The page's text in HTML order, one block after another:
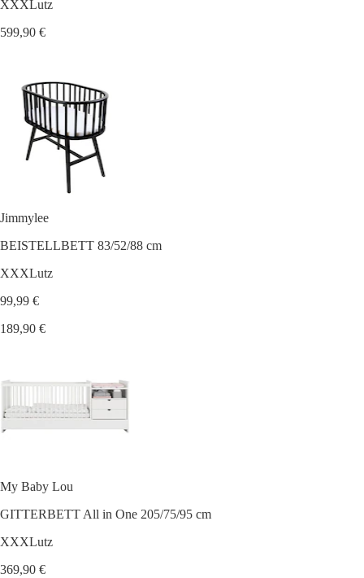
XXXLutz
599,90 €
Jimmylee
BEISTELLBETT 83/52/88 cm
XXXLutz
99,99 €
189,90 €
My Baby Lou
GITTERBETT All in One 205/75/95 cm
XXXLutz
369,90 €